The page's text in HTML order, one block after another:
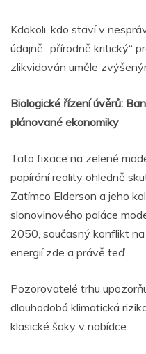
Kdokoli, kdo staví v
údajně „přírodně kritický“
zlikvidován uměle
Biologické řízení úvěrů:
plánované ekonomiky
Tato fixace na zelené
popírání reality ohledně
Zatímco Elderson a jeho
slonovinového paláce
2050, současný konflikt
energií zde a právě teď.
Pozorovatelé trhu
dlouhodobá klimatická
klasické šoky v nabídce.